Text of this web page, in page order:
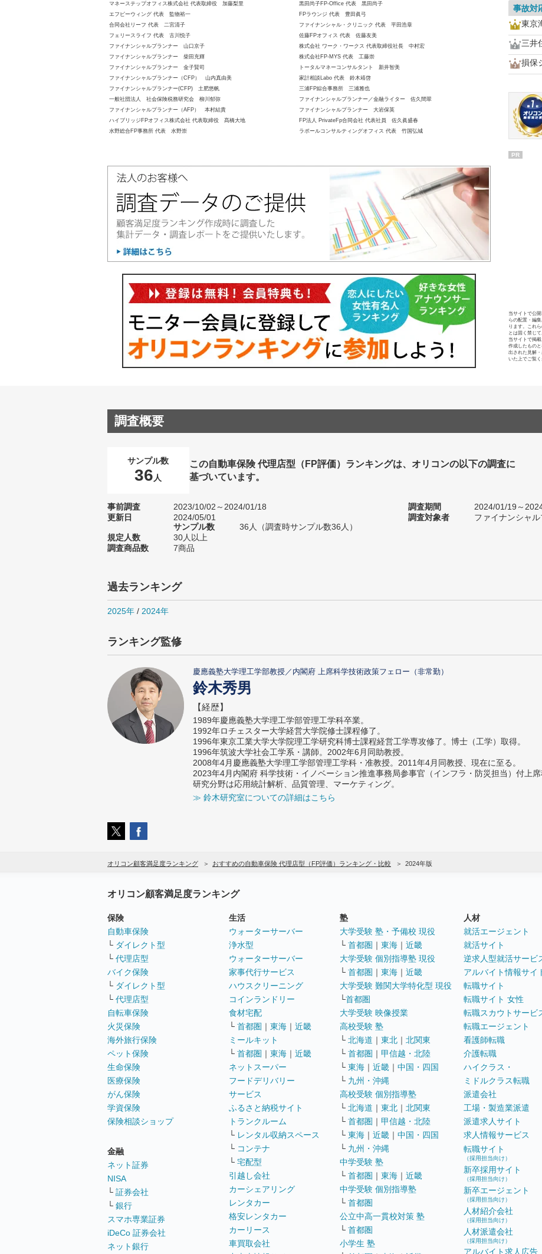
マネーステップオフィス株式会社 代表取締役 加藤梨里
黒田尚子FP-Office 代表 黒田尚子
エフピーウィング 代表 監物裕一
FPラウンジ 代表 豊田眞弓
合同会社リーフ 代表 二宮清子
ファイナンシャル・クリニック 代表 平田浩章
フェリースライフ 代表 古川悦子
佐藤FPオフィス 代表 佐藤友美
ファイナンシャルプランナー 山口京子
株式会社 ワーク・ワークス 代表取締役社長 中村宏
ファイナンシャルプランナー 柴田充輝
株式会社FP-MYS 代表 工藤崇
ファイナンシャルプランナー 金子賢司
トータルマネーコンサルタント 新井智美
ファイナンシャルプランナー（CFP） 山内真由美
家計相談Labo 代表 鈴木靖啓
ファイナンシャルプランナー(CFP) 土肥悠帆
三浦FP綜合事務所 三浦雅也
一般社団法人 社会保険税務研究会 柳川郁弥
ファイナンシャルプランナー／金融ライター 佐久間翠
ファイナンシャルプランナー（AFP） 本村結貴
ファイナンシャルプランナー 大岩保英
ハイブリッジFPオフィス株式会社 代表取締役 髙橋大地
FP法人 PrivateFp合同会社 代表社員 佐久眞盛春
水野総合FP事務所 代表 水野崇
ラポールコンサルティングオフィス 代表 竹国弘城
事故対
東京
三井
損保
PR
当サイトで公
らの配置・編
ります。これ
とは固く禁じて
当サイトで掲
作成したもの
出された見解
いた上でご覧く
調査概要
サンプル数
36 人
この自動車保険 代理店型（FP評価）ランキングは、オリコンの以下の調査に
基づいています。
事前調査
2023/10/02～2024/01/18
更新日
2024/05/01
サンプル数
36人（調査時サンプル数36人）
規定人数
30人以上
調査商品数
7商品
調査期間
2024/01/19～
調査対象者
ファイナンシャ
過去ランキング
2025年 / 2024年
ランキング監修
慶應義塾大学理工学部教授／内閣府 上席科学技術政策フェロー（非常勤）
鈴木秀男
【経歴】
1989年慶應義塾大学理工学部管理工学科卒業。
1992年ロチェスター大学経営大学院修士課程修了。
1996年東京工業大学大学院理工学研究科博士課程経営工学専攻修了。博士（工学）取得。
1996年筑波大学社会工学系・講師。2002年6月同助教授。
2008年4月慶應義塾大学理工学部管理工学科・准教授。2011年4月同教授、現在に至る。
2023年4月内閣府 科学技術・イノベーション推進事務局参事官（インフラ・防災担当）付上席
研究分野は応用統計解析、品質管理、マーケティング。
≫ 鈴木研究室についての詳細はこちら
オリコン顧客満足度ランキング おすすめの自動車保険 代理店型（FP評価）ランキング・比較 2024年版
オリコン顧客満足度ランキング
保険
自動車保険
└ ダイレクト型
└ 代理店型
バイク保険
└ ダイレクト型
└ 代理店型
自転車保険
火災保険
海外旅行保険
ペット保険
生命保険
医療保険
がん保険
学資保険
保険相談ショップ
金融
ネット証券
NISA
└ 証券会社
└ 銀行
スマホ専業証券
iDeCo 証券会社
ネット銀行
生活
ウォーターサーバー
浄水型
ウォーターサーバー
家事代行サービス
ハウスクリーニング
コインランドリー
食材宅配
└ 首都圏 ｜ 東海 ｜ 近畿
ミールキット
└ 首都圏 ｜ 東海 ｜ 近畿
ネットスーパー
フードデリバリー
サービス
ふるさと納税サイト
トランクルーム
└ レンタル収納スペース
└ コンテナ
└ 宅配型
引越し会社
カーシェアリング
レンタカー
格安レンタカー
カーリース
車買取会社
塾
大学受験 塾・予備校 現役
└ 首都圏 ｜ 東海 ｜ 近畿
大学受験 個別指導塾 現役
└ 首都圏 ｜ 東海 ｜ 近畿
大学受験 難関大学特化型 現役
└首都圏
大学受験 映像授業
高校受験 塾
└ 北海道 ｜ 東北 ｜ 北関東
└ 首都圏 ｜ 甲信越・北陸
└ 東海 ｜ 近畿 ｜ 中国・四国
└ 九州・沖縄
高校受験 個別指導塾
└ 北海道 ｜ 東北 ｜ 北関東
└ 首都圏 ｜ 甲信越・北陸
└ 東海 ｜ 近畿 ｜ 中国・四国
└ 九州・沖縄
中学受験 塾
└ 首都圏 ｜ 東海 ｜ 近畿
中学受験 個別指導塾
└ 首都圏
公立中高一貫校対策 塾
└ 首都圏
小学生 塾
人材
就活エージェント
就活サイト
逆求人型就活サービ
アルバイト情報サイ
転職サイト
転職サイト 女性
転職スカウトサービ
転職エージェント
看護師転職
介護転職
ハイクラス・
ミドルクラス転職
派遣会社
工場・製造業派遣
派遣求人サイト
求人情報サービス
転職サイト
（採用担当向け）
新卒採用サイト
（採用担当向け）
新卒エージェント
（採用担当向け）
人材紹介会社
（採用担当向け）
人材派遣会社
（採用担当向け）
アルバイト求人広告